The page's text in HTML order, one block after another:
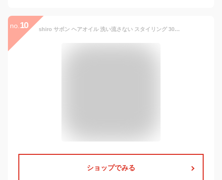
no. 10 shiro サボン ヘアオイル 洗い流さない スタイリング 30ml シロ siro 化粧品 正規品 新品 ブランド 2025年 ギフト 誕生日プレゼント 通販
ショップでみる